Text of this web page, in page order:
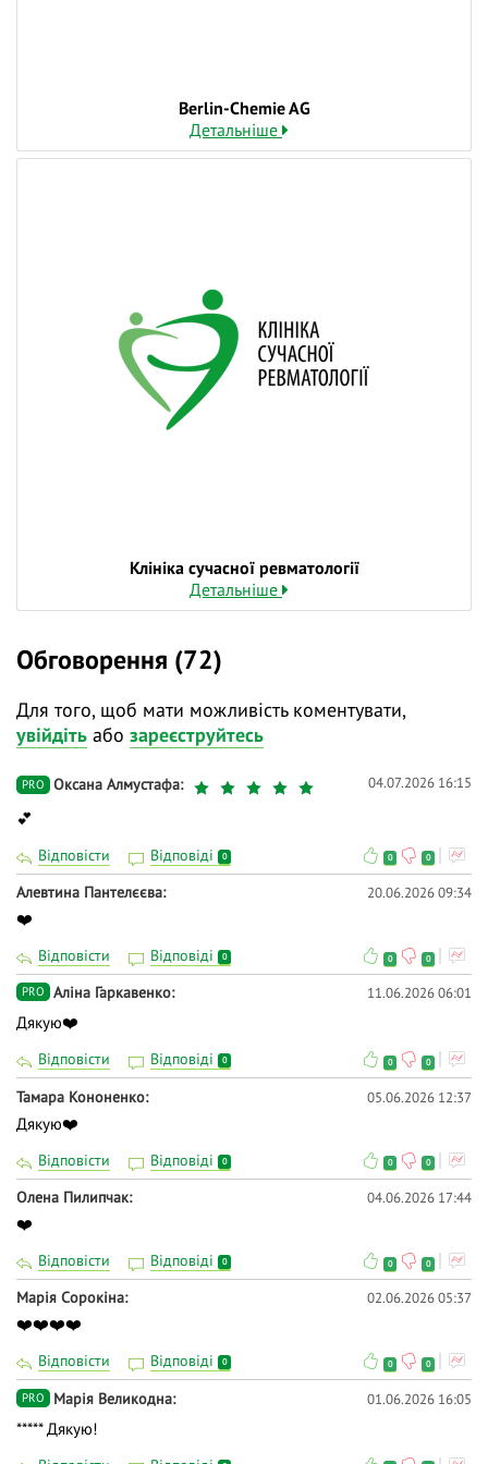
Berlin-Chemie AG
Детальніше
Клініка сучасної ревматології
Детальніше
Обговорення (72)
Для того, щоб мати можливість коментувати,
увійдіть або зареєструйтесь
PRO Оксана Алмустафа 04.07.2026 16:15
💕
Відповісти Відповіді 0 0 0
Алевтина Пантелєєва 20.06.2026 09:34
❤️
Відповісти Відповіді 0 0 0
PRO Аліна Гаркавенко 11.06.2026 06:01
Дякую❤️
Відповісти Відповіді 0 0 0
Тамара Кононенко 05.06.2026 12:37
Дякую❤️
Відповісти Відповіді 0 0 0
Олена Пилипчак 04.06.2026 17:44
❤️
Відповісти Відповіді 0 0 0
Марія Сорокіна 02.06.2026 05:37
❤️❤️❤️❤️
Відповісти Відповіді 0 0 0
PRO Марія Великодна 01.06.2026 16:05
***** Дякую!